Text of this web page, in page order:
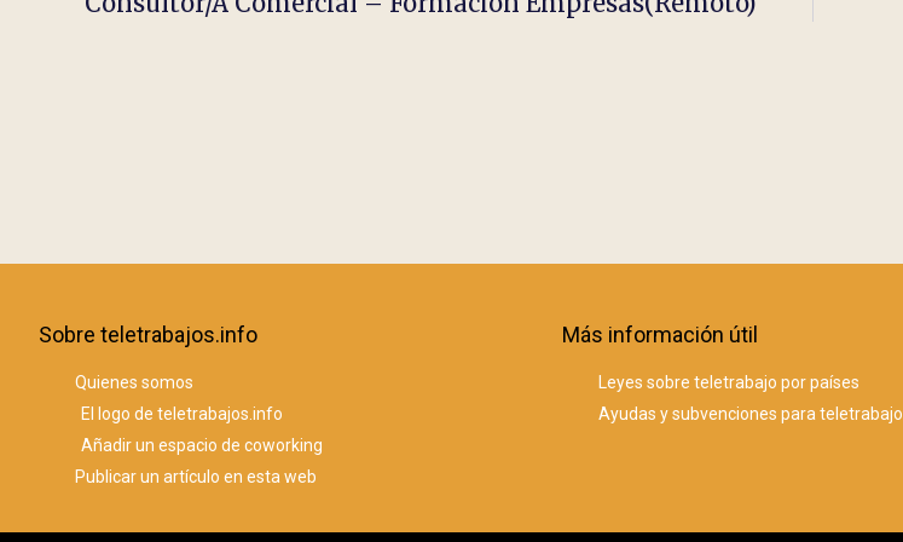
Sobre teletrabajos.info
Quienes somos
El logo de teletrabajos.info
Añadir un espacio de coworking
Publicar un artículo en esta web
Más información útil
Leyes sobre teletrabajo por países
Ayudas y subvenciones para teletrabajo